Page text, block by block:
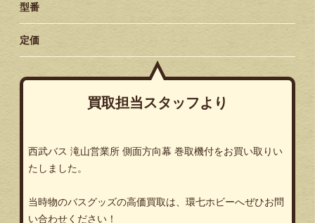
型番
定価
買取担当スタッフより
西武バス 滝山営業所 側面方向幕 巻取機付をお買い取りい
たしました。
当時物のバスグッズの高価買取は、環七ホビーへぜひお問
い合わせください！